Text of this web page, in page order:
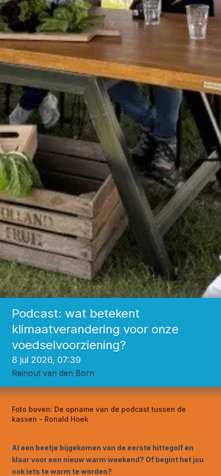
Podcast: wat betekent
klimaatverandering voor onze
voedselvoorziening?
8 jul 2026, 07:39
Reinout van den Born
Foto boven: De opname van de podcast tussen de
kassen - Ronald Hoek
Al een beetje bijgekomen van de eerste hittegolf en
klaar voor een nieuw warm weekend? Of begint het jou
ook iets te warm te worden?